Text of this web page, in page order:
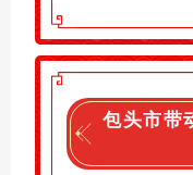
包头市带